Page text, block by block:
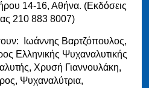
14-16, Αθήνα. (Εκδόσεις
210 883 8007)
Ιωάννης Βαρτζόπουλος,
Ελληνικής Ψυχαναλυτικής
Χρυσή Γιαννουλάκη,
Ψυχαναλύτρια,